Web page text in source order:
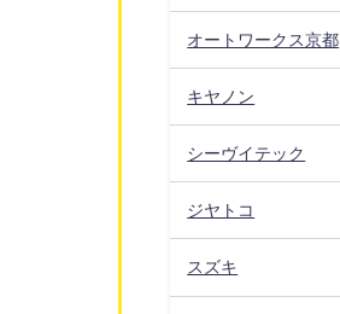
オートワークス京都
キヤノン
シーヴイテック
ジヤトコ
スズキ